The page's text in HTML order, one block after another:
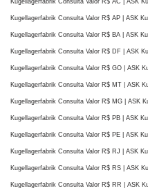
Kugellagerfabrik Consulta Valor R$ AC | ASK
Kugellagerfabrik Consulta Valor R$ AP | ASK
Kugellagerfabrik Consulta Valor R$ BA | ASK
Kugellagerfabrik Consulta Valor R$ DF | ASK
Kugellagerfabrik Consulta Valor R$ GO | ASK
Kugellagerfabrik Consulta Valor R$ MT | ASK
Kugellagerfabrik Consulta Valor R$ MG | ASK
Kugellagerfabrik Consulta Valor R$ PB | ASK
Kugellagerfabrik Consulta Valor R$ PE | ASK
Kugellagerfabrik Consulta Valor R$ RJ | ASK
Kugellagerfabrik Consulta Valor R$ RS | ASK
Kugellagerfabrik Consulta Valor R$ RR | ASK